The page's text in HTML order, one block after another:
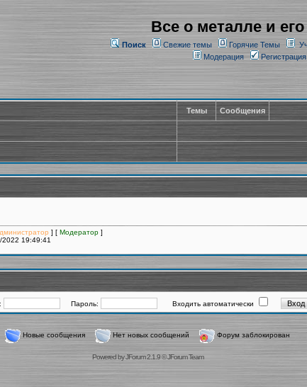
Все о металле и
Поиск Свежие темы Горячие Темы
Модерация
Регистрация
Темы Сообщения
] [ Модератор ]
2022 19:49:41
Пароль: Входить автоматически
Новые сообщения Нет новых сообщений Форум заблокирован
Powered byJForum 2.1.9©JForum Team